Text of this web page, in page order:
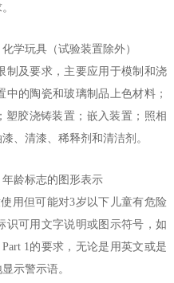
学玩具（试验装置除外）
制及要求，主要应用于模制和浇
的陶瓷和玻璃制品上色材料；
塑胶浇铸装置；嵌入装置；照相
、清漆、稀释剂和清洁剂。
年龄标志的图形表示
用但可能对3岁以下儿童有危险
识可用文字说明或图示符号，如
1的要求，无论是用英文或是
示警示语。